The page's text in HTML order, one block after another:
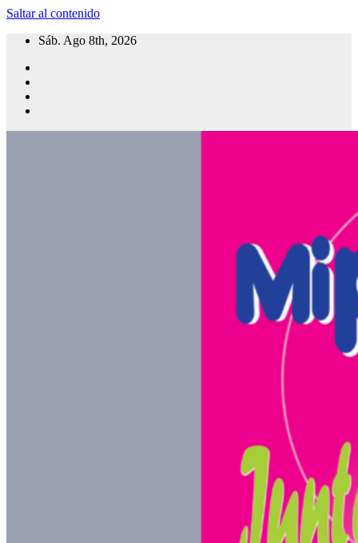
Saltar al contenido
Sáb. Ago 8th, 2026